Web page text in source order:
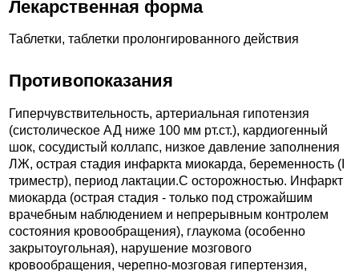
Лекарственная форма
Таблетки, таблетки пролонгированного действия
Противопоказания
Гиперчувствительность, артериальная гипотензия
(систолическое АД ниже 100 мм рт.ст.), кардиогенный
шок, сосудистый коллапс, низкое давление заполнения
ЛЖ, острая стадия инфаркта миокарда, беременность (I
триместр), период лактации.C осторожностью. Инфаркт
миокарда (острая стадия - только под строжайшим
врачебным наблюдением и непрерывным контролем
состояния кровообращения), глаукома (особенно
закрытоугольная), нарушение мозгового
кровообращения, черепно-мозговая гипертензия,